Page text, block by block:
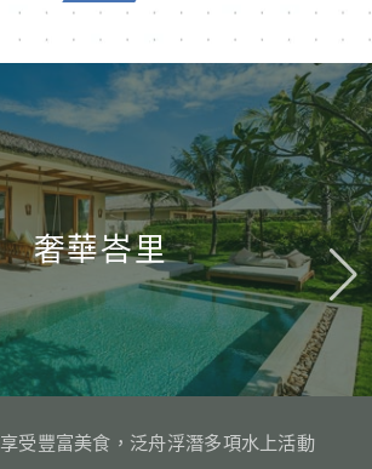
奢華峇里
受豐富美食，泛舟浮潛多項水上活動